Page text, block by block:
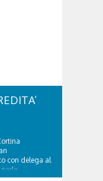
con delega al
Cortina 2026,